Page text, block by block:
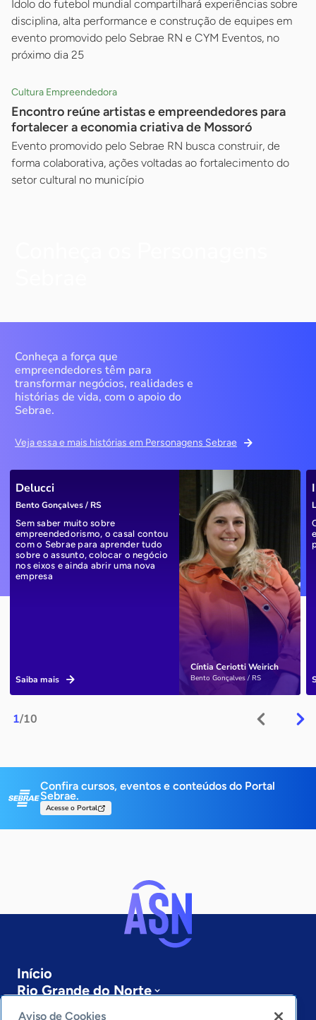
Ídolo do futebol mundial compartilhará experiências sobre
disciplina, alta performance e construção de equipes em
evento promovido pelo Sebrae RN e CYM Eventos, no
próximo dia 25
Cultura Empreendedora
Encontro reúne artistas e empreendedores para
fortalecer a economia criativa de Mossoró
Evento promovido pelo Sebrae RN busca construir, de
forma colaborativa, ações voltadas ao fortalecimento do
setor cultural no município
Conheça a força que
empreendedores têm para
transformar negócios, realidades e
histórias de vida, com o apoio do
Sebrae.
Veja essa e mais histórias em Personagens Sebrae
1/10
Cíntia Ceriotti Weirich
Bento Gonçalves / RS
Delucci
Bento Gonçalves / RS
Sem saber muito sobre
empreendedorismo, o casal contou
com o Sebrae para aprender tudo
sobre o assunto, colocar o negócio
nos eixos e ainda abrir uma nova
empresa
Saiba mais
Confira cursos, eventos e conteúdos do Portal
Sebrae.
Acesse o Portal
Início
Rio Grande do Norte
Sobre a ASN
Aviso de Cookies